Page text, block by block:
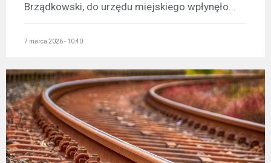
Brządkowski, do urzędu miejskiego wpłynęło...
7 marca 2026 - 10:40